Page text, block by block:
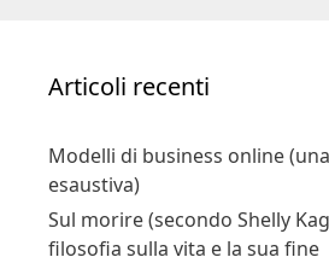
Articoli recenti
Modelli di business online
esaustiva)
Sul morire (secondo Shelly
filosofia sulla vita e la sua fine